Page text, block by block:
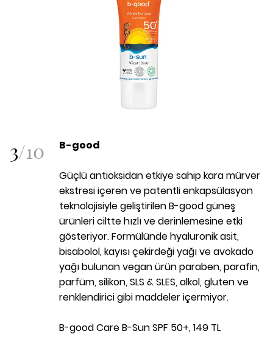
3/10 B-good
Güçlü antioksidan etkiye sahip kara mürver
ekstresi içeren ve patentli enkapsülasyon
teknolojisiyle geliştirilen B-good güneş
ürünleri ciltte hızlı ve derinlemesine etki
gösteriyor. Formülünde hyaluronik asit,
bisabolol, kayısı çekirdeği yağı ve avokado
yağı bulunan vegan ürün paraben, parafin,
parfüm, silikon, SLS & SLES, alkol, gluten ve
renklendirici gibi maddeler içermiyor.
B-good Care B-Sun SPF 50+, 149 TL